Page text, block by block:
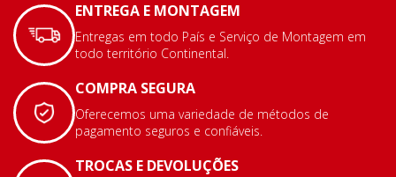
ENTREGA E MONTAGEM
Entregas em todo País e Serviço de Montagem em
todo território Continental.
COMPRA SEGURA
Oferecemos uma variedade de métodos de
pagamento seguros e confiáveis.
TROCAS E DEVOLUÇÕES